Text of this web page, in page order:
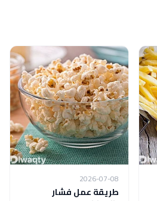
2026-07-08
طريقة عمل فشار